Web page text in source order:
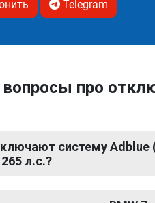
Telegram
про
систему Adblue
л.с.?